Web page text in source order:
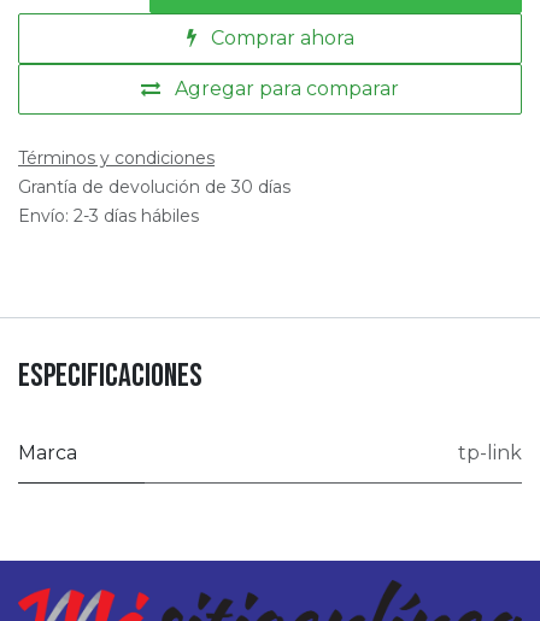
Comprar ahora
Agregar para comparar
Términos y condiciones
Grantía de devolución de 30 días
Envío: 2-3 días hábiles
Especificaciones
Marca tp-link